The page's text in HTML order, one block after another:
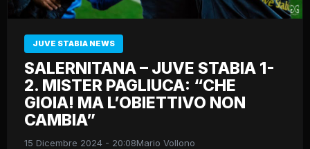
JUVE STABIA NEWS
SALERNITANA – JUVE STABIA 1-
2. MISTER PAGLIUCA: “CHE
GIOIA! MA L’OBIETTIVO NON
CAMBIA”
15 Dicembre 2024 - 20:08Mario Vollono